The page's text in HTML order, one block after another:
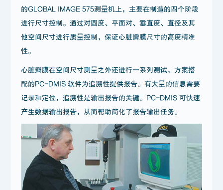
的GLOBAL IMAGE 575测量机上，主要在制造的四个阶段
进行尺寸控制。通过对圆度、平面对、垂直度、直径及其
他空间尺寸进行质量控制，保证心脏瓣膜尺寸的高度精准
性。
心脏瓣膜在空间尺寸测量之外还进行一系列测试，方案搭
配的PC-DMIS 软件为追溯性提供报告。有大量的信息需要
记录和定位，追溯性是输出报告的关键。PC-DMIS 可快速
产生数据输出报告，从而帮助简化了报告输出任务。